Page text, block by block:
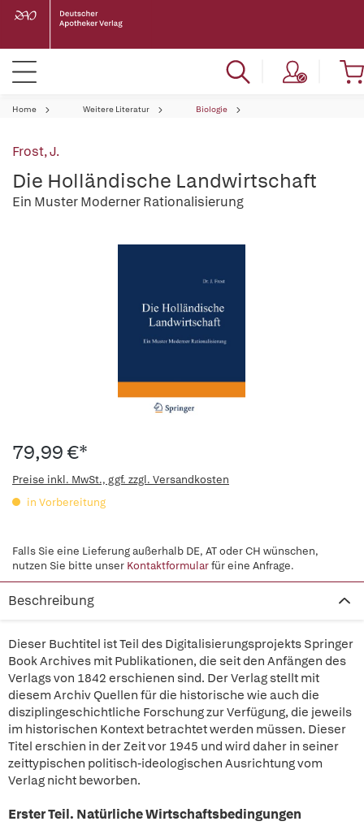
Home Weitere Literatur Biologie
Frost, J.
Die Holländische Landwirtschaft
Ein Muster Moderner Rationalisierung
79,99 €*
Preise inkl. MwSt., ggf. zzgl. Versandkosten
in Vorbereitung
Falls Sie eine Lieferung außerhalb DE, AT oder CH wünschen,
nutzen Sie bitte unser Kontaktformularfür eine Anfrage.
Beschreibung
Dieser Buchtitel ist Teil des Digitalisierungsprojekts Springer
Book Archives mit Publikationen, die seit den Anfängen des
Verlags von 1842 erschienen sind. Der Verlag stellt mit
diesem Archiv Quellen für die historische wie auch die
disziplingeschichtliche Forschung zur Verfügung, die jeweils
im historischen Kontext betrachtet werden müssen. Dieser
Titel erschien in der Zeit vor 1945 und wird daher in seiner
zeittypischen politisch-ideologischen Ausrichtung vom
Verlag nicht beworben.
Erster Teil. Natürliche Wirtschaftsbedingungen